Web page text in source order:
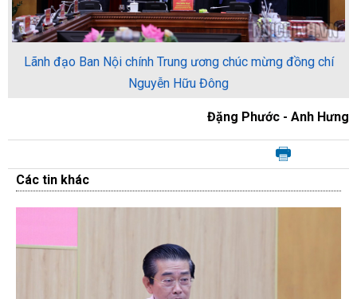
Lãnh đạo Ban Nội chính Trung ương chúc mừng đồng chí
Nguyễn Hữu Đông
Đặng Phước - Anh Hưng
Các tin khác